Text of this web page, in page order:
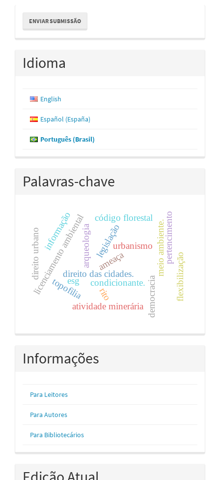
Enviar
Submissão
ENVIAR SUBMISSÃO
Idioma
English
Español (España)
Português (Brasil)
Palavras-chave
esg
direito das cidades.
ameaça
legislação
condicionante.
rito
arqueologia
licenciamento ambiental
direito urbano
código florestal
democracia
meio ambiente.
urbanismo
informação
atividade minerária
topofilia
pertencimento
flexibilização
Informações
Para Leitores
Para Autores
Para Bibliotecários